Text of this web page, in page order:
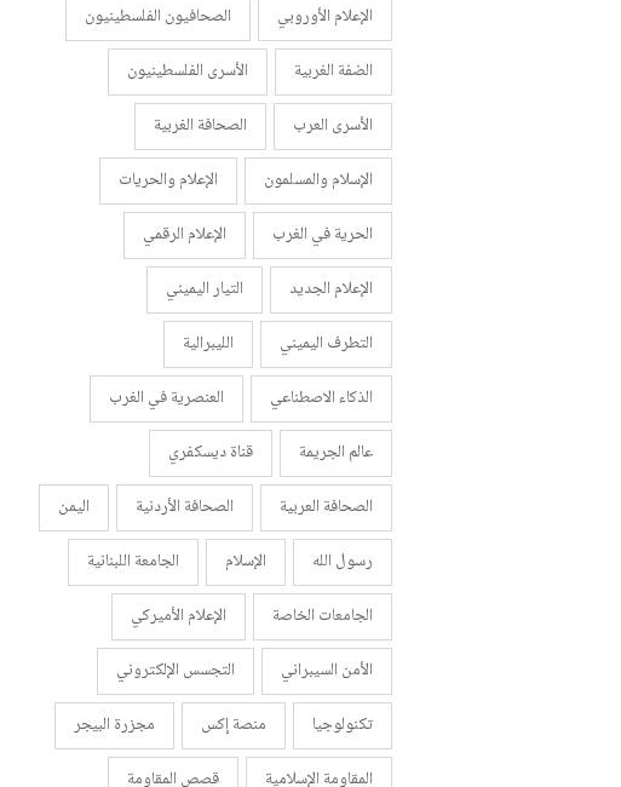
الإعلام الأوروبي
الصحافيون الفلسطينيون
الضفة الغربية
الأسرى الفلسطينيون
الأسرى العرب
الصحافة الغربية
الإسلام والمسلمون
الإعلام والحريات
الحرية في الغرب
الإعلام الرقمي
الإعلام الجديد
التيار اليميني
التطرف اليميني
الليبرالية
الذكاء الاصطناعي
العنصرية في الغرب
عالم الجريمة
قناة ديسكفري
الصحافة العربية
الصحافة الأردنية
اليمن
رسول الله
الإسلام
الجامعة اللبنانية
الجامعات الخاصة
الإعلام الأميركي
الأمن السيبراني
التجسس الإلكتروني
تكنولوجيا
منصة إكس
مجزرة البيجر
المقاومة الإسلامية
قصص المقاومة